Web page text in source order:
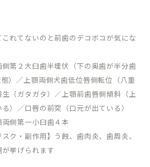
これてないのと前歯のデコボコが気にな
側第２大臼歯半埋伏（下の奥歯が半分歯
）／上顎両側犬歯低位唇側転位（八重
（ガタガタ）／上顎前歯唇側傾斜（上
）／口唇の前突（口元が出ている）
両側第一小臼歯４本
スク・副作用】う蝕、歯肉炎、歯周炎、
挙げられます